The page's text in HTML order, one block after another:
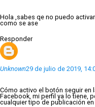
Hola ,sabes qe no puedo
como se ase
Responder
Unknown29 de julio de 2019,
Cómo activo el botón seguir en
Facebook, mi perfil ya lo tiene,
cualquier tipo de publicación